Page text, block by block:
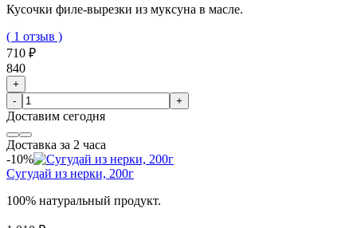
Кусочки филе-вырезки из муксуна в масле.
( 1 отзыв )
710 ₽
840
+
-
+
Доставим сегодня
Доставка за 2 часа
-10%
Сугудай из нерки, 200г
100% натуральный продукт.